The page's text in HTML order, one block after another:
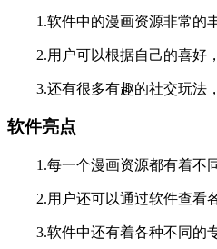
1.软件中的漫画资源非常的丰
2.用户可以根据自己的喜好
3.还有很多有趣的社交玩法
软件亮点
1.每一个漫画资源都有着不同
2.用户还可以通过软件查看各
3.软件中还有着各种不同的